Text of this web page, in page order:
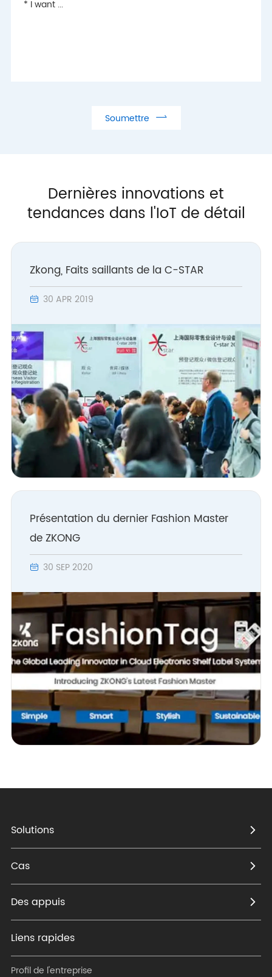
Soumettre 
Dernières innovations et
tendances dans l'IoT de détail
Zkong, Faits saillants de la C-STAR
 30 APR 2019
Présentation du dernier Fashion Master
de ZKONG
 30 SEP 2020
Solutions
Cas
Des appuis
Liens rapides
Profil de l'entreprise